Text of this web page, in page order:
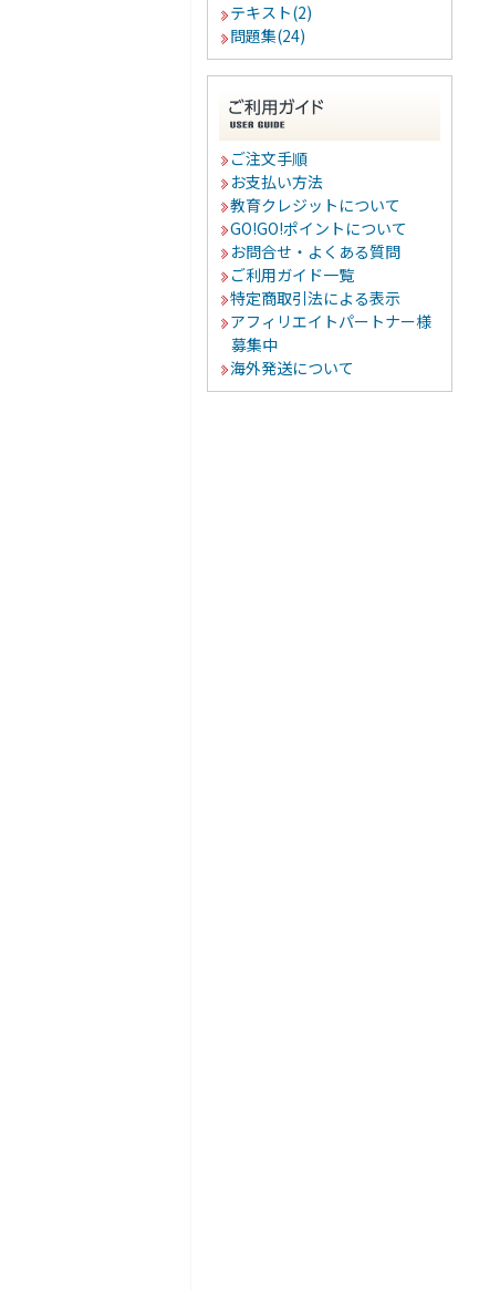
テキスト(2)
問題集(24)
ご注文手順
お支払い方法
教育クレジットについて
GO!GO!ポイントについて
お問合せ・よくある質問
ご利用ガイド一覧
特定商取引法による表示
アフィリエイトパートナー様
募集中
海外発送について